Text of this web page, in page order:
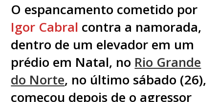
O espancamento cometido por
Igor Cabral contra a namorada,
dentro de um elevador em um
prédio em Natal, no Rio Grande
do Norte, no último sábado (26),
começou depois de o agressor